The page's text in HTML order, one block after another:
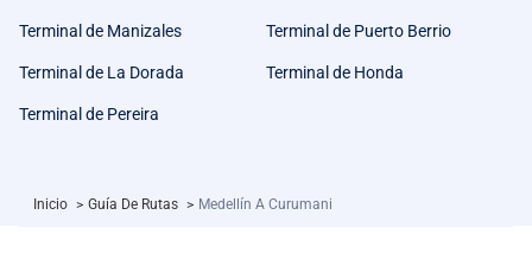
Terminal de Manizales Terminal de Puerto Berrio
Terminal de La Dorada Terminal de Honda
Terminal de Pereira
Inicio > Guía De Rutas > Medellín A Curumani